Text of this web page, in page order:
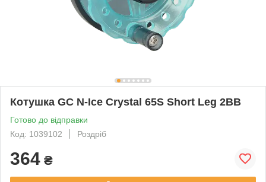
Котушка GC N-Ice Crystal 65S Short Leg 2BB
Готово до відправки
Код: 1039102
Роздріб
364 ₴